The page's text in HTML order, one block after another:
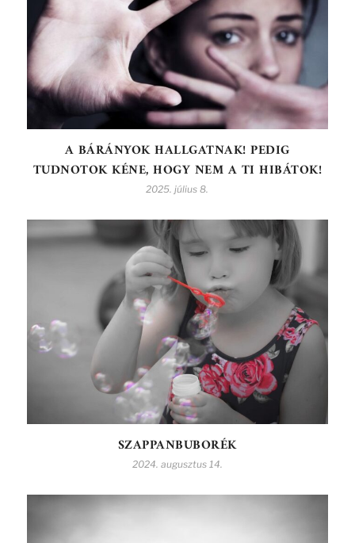
A BÁRÁNYOK HALLGATNAK! PEDIG
TUDNOTOK KÉNE, HOGY NEM A TI HIBÁTOK!
2025. július 8.
SZAPPANBUBORÉK
2024. augusztus 14.